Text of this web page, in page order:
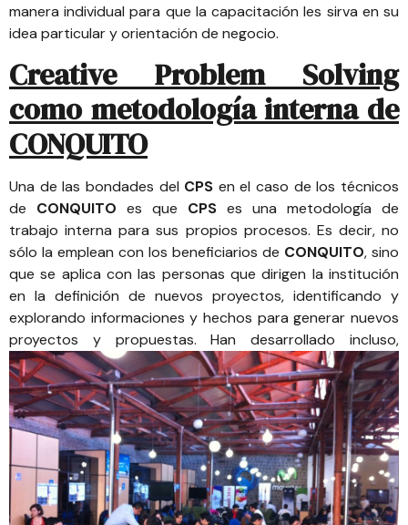
manera individual para que la capacitación les sirva en su
idea particular y orientación de negocio.
Creative Problem Solving
como metodología interna de
CONQUITO
Una de las bondades del CPS en el caso de los técnicos
de CONQUITO es que CPS es una metodología de
trabajo interna para sus propios procesos. Es decir, no
sólo la emplean con los beneficiarios de CONQUITO, sino
que se aplica con las personas que dirigen la institución
en la definición de nuevos proyectos, identificando y
explorando informaciones y hechos para generar nuevos
proyectos y propuestas.Han desarrollado incluso,